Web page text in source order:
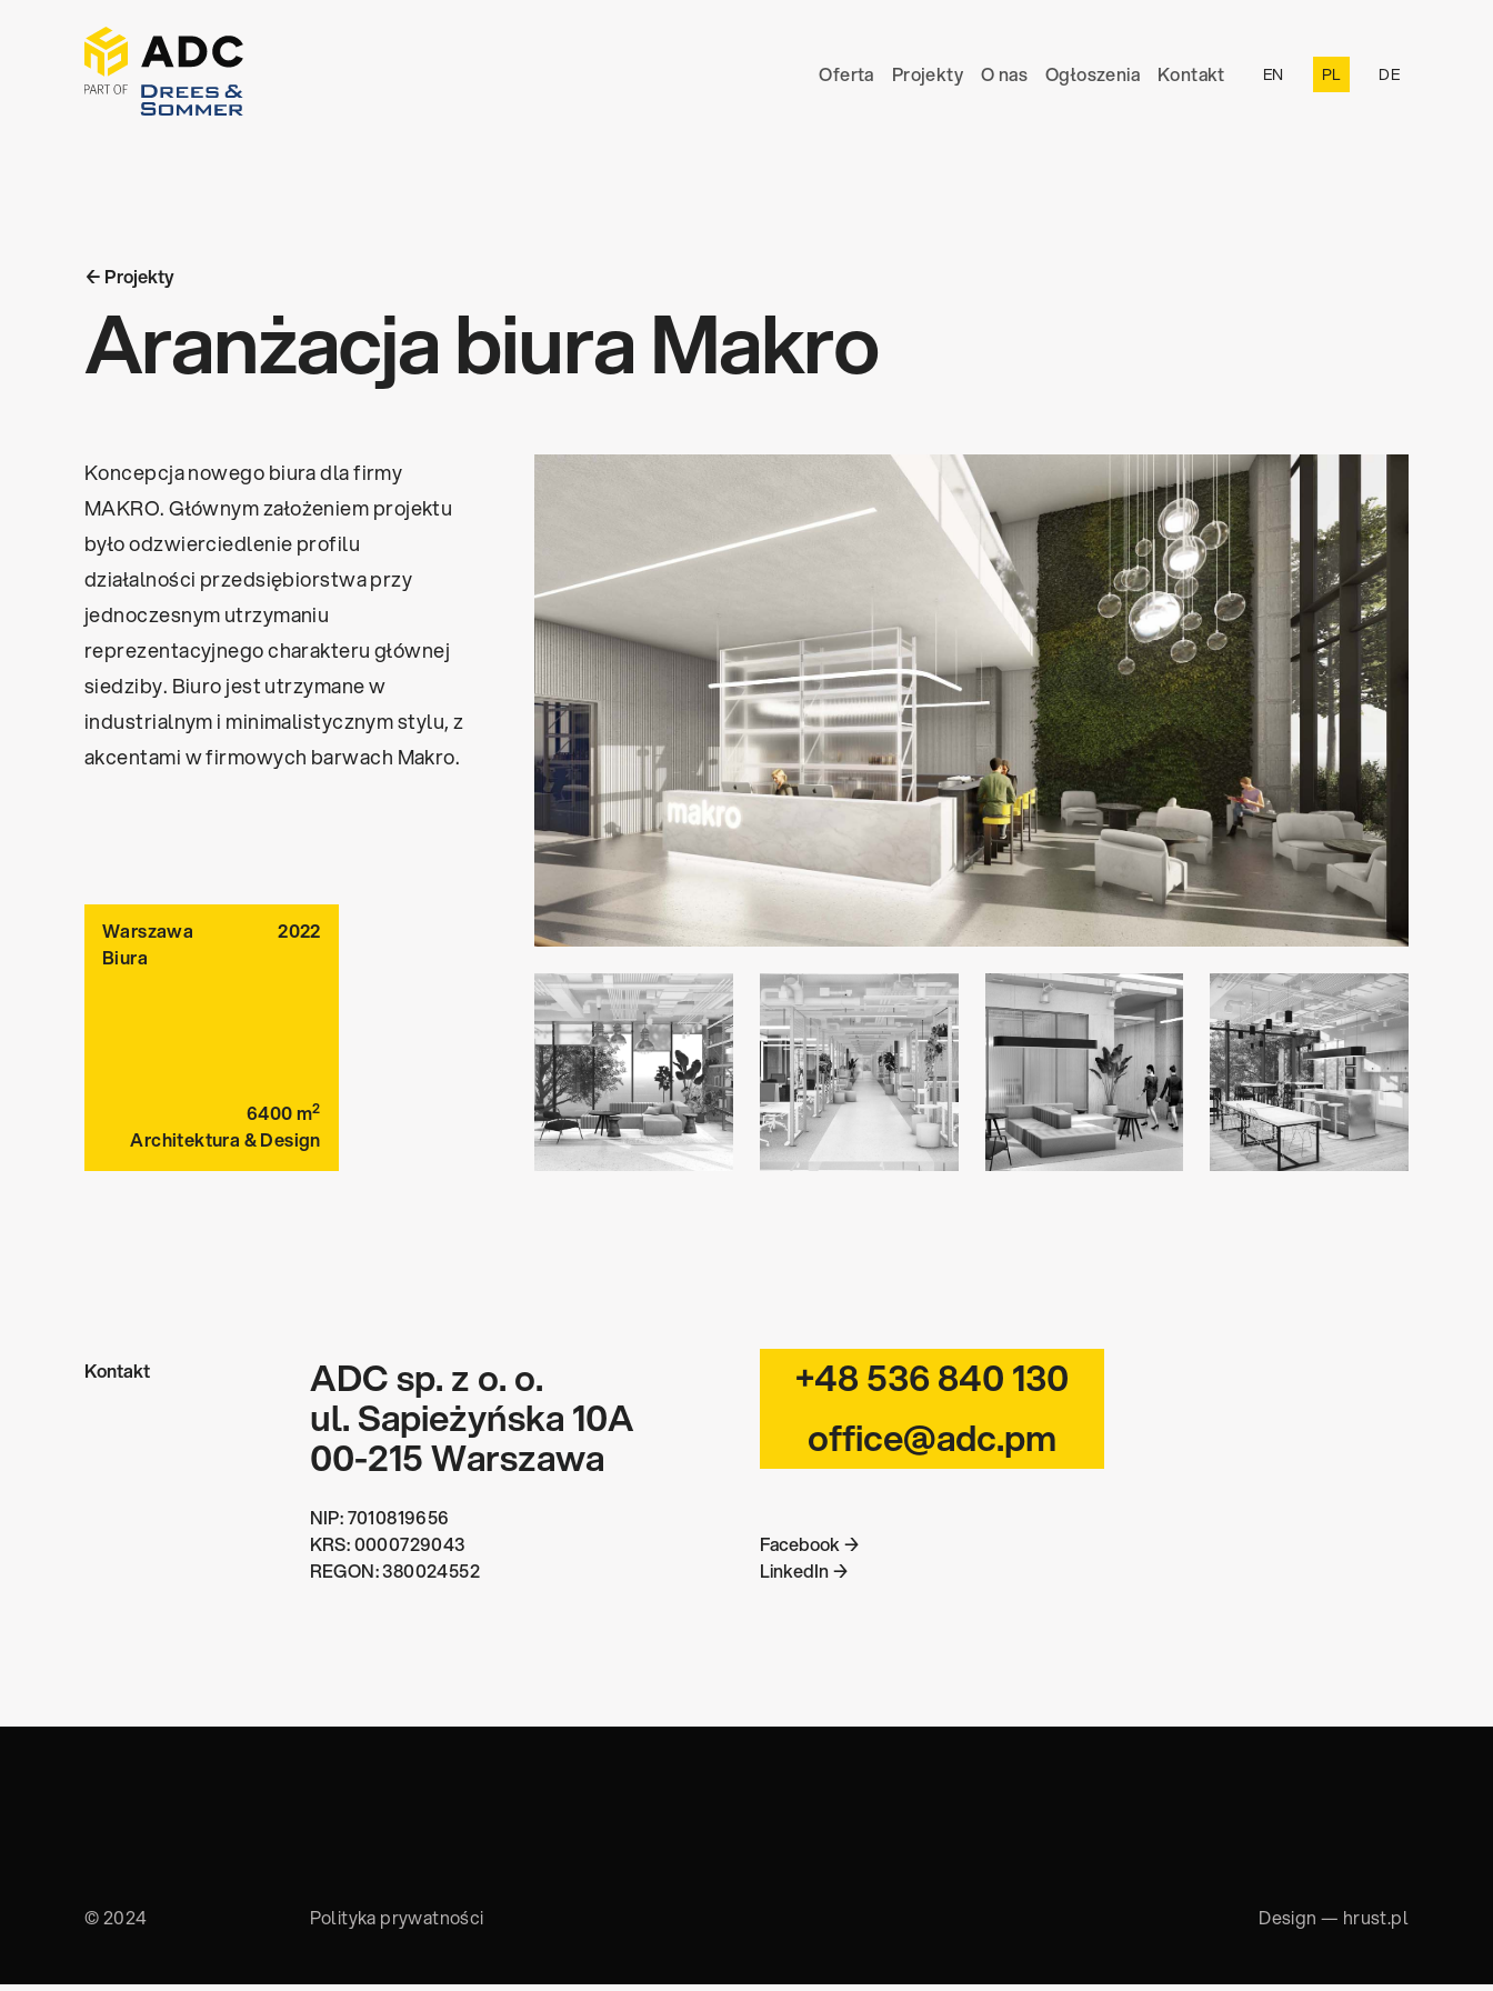
Oferta Projekty O nas Ogłoszenia Kontakt EN PL DE
← Projekty
Aranżacja biura Makro
Koncepcja nowego biura dla firmy
MAKRO. Głównym założeniem projektu
było odzwierciedlenie profilu
działalności przedsiębiorstwa przy
jednoczesnym utrzymaniu
reprezentacyjnego charakteru głównej
siedziby. Biuro jest utrzymane w
industrialnym i minimalistycznym stylu, z
akcentami w firmowych barwach Makro.
Warszawa
2022
Biura
6400m2
Architektura & Design
Kontakt ADC sp. z o. o.
ul. Sapieżyńska 10A
00-215 Warszawa
NIP: 7010819656
KRS: 0000729043
REGON: 380024552
+48 536 840 130
office@adc.pm
Facebook →
LinkedIn →
© 2024 Polityka prywatności Design — hrust.pl